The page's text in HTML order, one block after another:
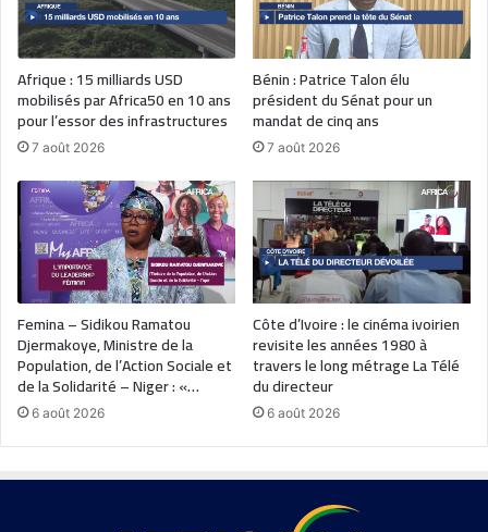
Afrique : 15 milliards USD
mobilisés par Africa50 en 10 ans
pour l’essor des infrastructures
7 août 2026
Bénin : Patrice Talon élu
président du Sénat pour un
mandat de cinq ans
7 août 2026
Femina – Sidikou Ramatou
Djermakoye, Ministre de la
Population, de l’Action Sociale et
de la Solidarité – Niger : «…
6 août 2026
Côte d’Ivoire : le cinéma ivoirien
revisite les années 1980 à
travers le long métrage La Télé
du directeur
6 août 2026